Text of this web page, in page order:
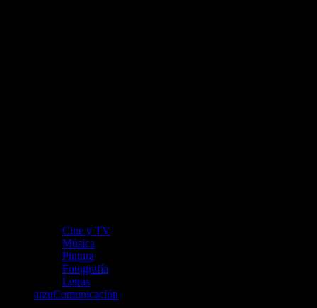
Cine y TV
Música
Pintura
Fotografía
Letras
arzuComunicación